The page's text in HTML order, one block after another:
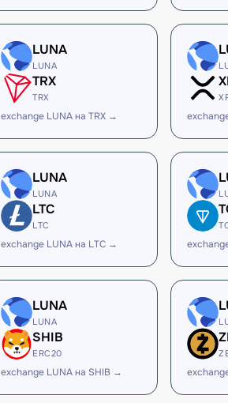
LUNA
LUNA
TRX
TRX
exchange LUNA на TRX →
LUNA
LUNA
LTC
LTC
exchange LUNA на LTC →
LUNA
LUNA
SHIB
ERC20
exchange LUNA на SHIB →